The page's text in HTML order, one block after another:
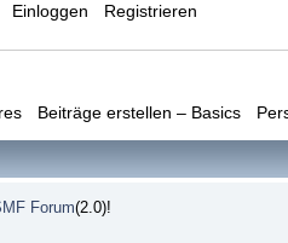
Einloggen Registrieren
Beiträge erstellen – Basics
Forum(2.0)!